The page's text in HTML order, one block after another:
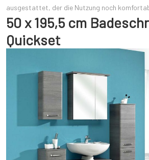
ausgestattet, der die Nutzung noch
50 x 195,5 cm
Quickset